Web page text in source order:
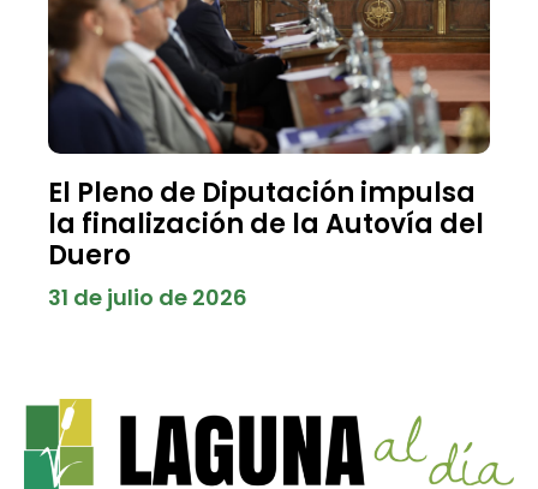
El Pleno de Diputación impulsa
la finalización de la Autovía del
Duero
31 de julio de 2026